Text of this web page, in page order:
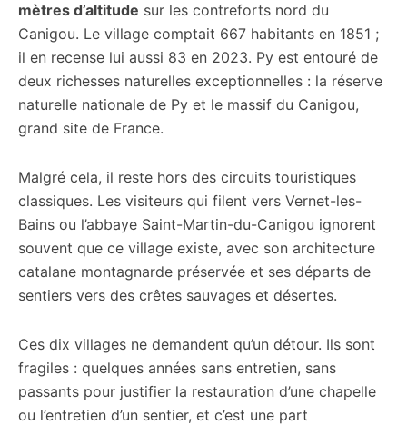
mètres d’altitude sur les contreforts nord du
Canigou. Le village comptait 667 habitants en 1851 ;
il en recense lui aussi 83 en 2023. Py est entouré de
deux richesses naturelles exceptionnelles : la réserve
naturelle nationale de Py et le massif du Canigou,
grand site de France.
Malgré cela, il reste hors des circuits touristiques
classiques. Les visiteurs qui filent vers Vernet-les-
Bains ou l’abbaye Saint-Martin-du-Canigou ignorent
souvent que ce village existe, avec son architecture
catalane montagnarde préservée et ses départs de
sentiers vers des crêtes sauvages et désertes.
Ces dix villages ne demandent qu’un détour. Ils sont
fragiles : quelques années sans entretien, sans
passants pour justifier la restauration d’une chapelle
ou l’entretien d’un sentier, et c’est une part